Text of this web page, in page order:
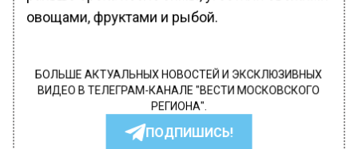
овощами, фруктами и рыбой.
БОЛЬШЕ АКТУАЛЬНЫХ НОВОСТЕЙ И ЭКСКЛЮЗИВНЫХ
ВИДЕО В ТЕЛЕГРАМ-КАНАЛЕ "ВЕСТИ МОСКОВСКОГО
РЕГИОНА".
ПОДПИШИСЬ!